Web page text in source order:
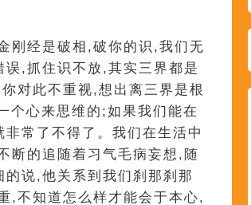
刚经是破相,破你的识,我们无
,抓住识不放,其实三界都是
对此不重视,想出离三界是根
个心来思维的;如果我们能在
常了不得了。我们在生活中
断的追随着习气毛病妄想,随
说,他关系到我们刹那刹那
,不知道怎么样才能会于本心,